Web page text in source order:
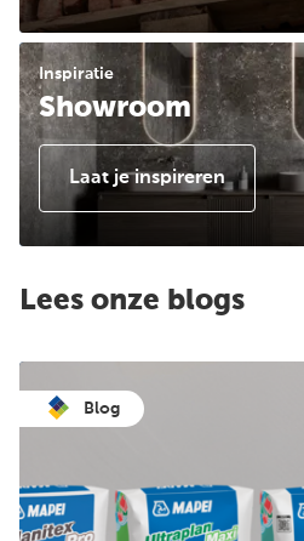
Showroom
Inspiratie
Laat je inspireren
Lees onze blogs
Blog